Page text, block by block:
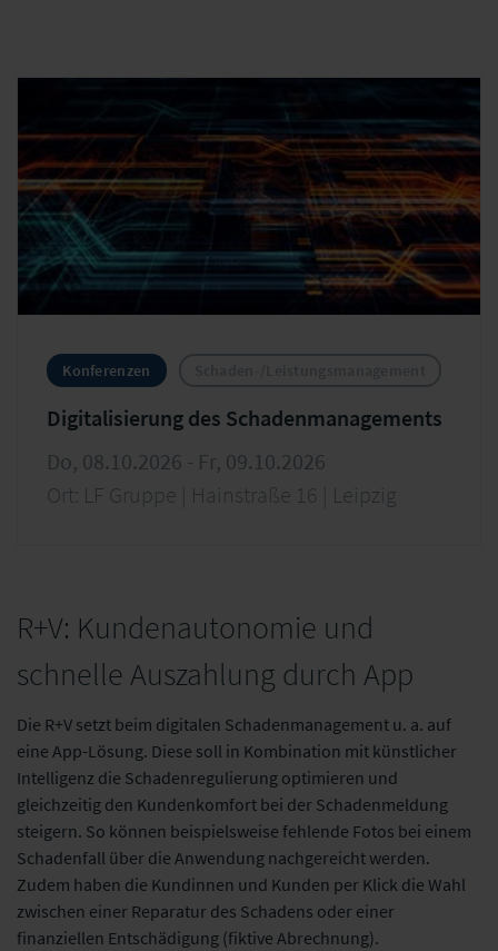
Konferenzen
Digitalisierung des Schadenmanagements
Do, 08.10.2026 - Fr, 09.10.2026
Ort: LF Gruppe | Hainstraße 16 | Leipzig
R+V: Kundenautonomie und
schnelle Auszahlung durch App
Die R+V setzt beim digitalen Schadenmanagement u. a. auf
eine App-Lösung. Diese soll in Kombination mit künstlicher
Intelligenz die Schadenregulierung optimieren und
gleichzeitig den Kundenkomfort bei der Schadenmeldung
steigern. So können beispielsweise fehlende Fotos bei einem
Schadenfall über die Anwendung nachgereicht werden.
Zudem haben die Kundinnen und Kunden per Klick die Wahl
zwischen einer Reparatur des Schadens oder einer
finanziellen Entschädigung (fiktive Abrechnung).